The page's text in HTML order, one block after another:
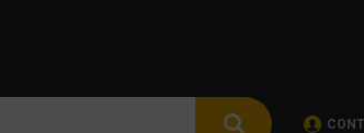
CONT